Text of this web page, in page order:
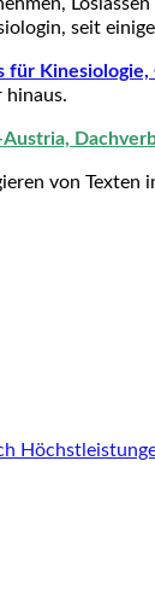
seit
für Kinesiologie,
hinaus.
Austria,
von Texten